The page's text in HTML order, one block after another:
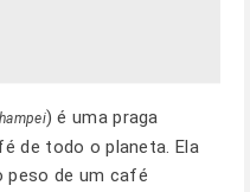
) é uma praga
de todo o planeta. Ela
peso de um café